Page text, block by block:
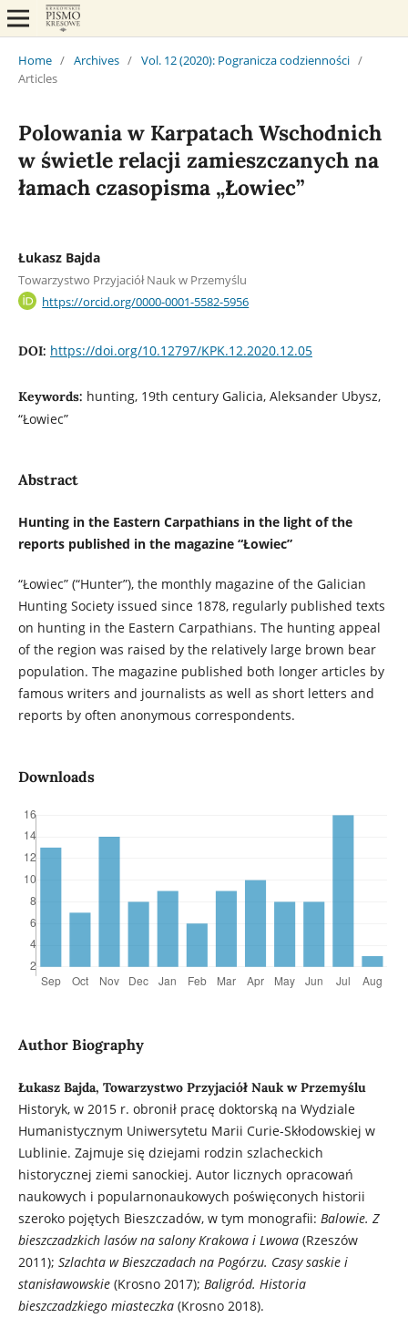
Home / Archives / Vol. 12 (2020): Pogranicza codzienności /
Articles
Polowania w Karpatach Wschodnich
w świetle relacji zamieszczanych na
łamach czasopisma „Łowiec”
Łukasz Bajda
Towarzystwo Przyjaciół Nauk w Przemyślu
https://orcid.org/0000-0001-5582-5956
DOI: https://doi.org/10.12797/KPK.12.2020.12.05
Keywords: hunting, 19th century Galicia, Aleksander Ubysz,
“Łowiec”
Abstract
Hunting in the Eastern Carpathians in the light of the
reports published in the magazine “Łowiec”
“Łowiec” (“Hunter”), the monthly magazine of the Galician
Hunting Society issued since 1878, regularly published texts
on hunting in the Eastern Carpathians. The hunting appeal
of the region was raised by the relatively large brown bear
population. The magazine published both longer articles by
famous writers and journalists as well as short letters and
reports by often anonymous correspondents.
Downloads
Author Biography
Łukasz Bajda, Towarzystwo Przyjaciół Nauk w Przemyślu
Historyk, w 2015 r. obronił pracę doktorską na Wydziale
Humanistycznym Uniwersytetu Marii Curie-Skłodowskiej w
Lublinie. Zajmuje się dziejami rodzin szlacheckich
historycznej ziemi sanockiej. Autor licznych opracowań
naukowych i popularnonaukowych poświęconych historii
szeroko pojętych Bieszczadów, w tym monografii: Balowie. Z
bieszczadzkich lasów na salony Krakowa i Lwowa(Rzeszów
2011); Szlachta w Bieszczadach na Pogórzu. Czasy saskie i
stanisławowskie(Krosno 2017); Baligród. Historia
bieszczadzkiego miasteczka(Krosno 2018).